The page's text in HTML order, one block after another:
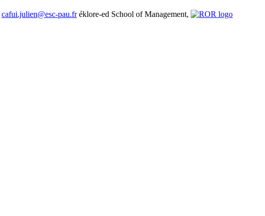
cafui.julien@esc-pau.fr éklore-ed School of Management,